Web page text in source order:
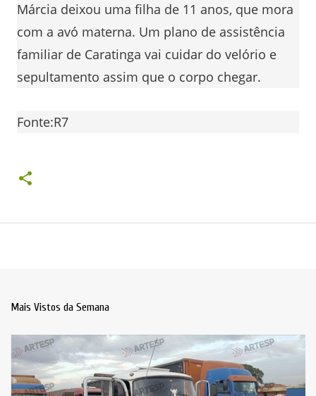
Márcia deixou uma filha de 11 anos, que mora
com a avó materna. Um plano de assistência
familiar de Caratinga vai cuidar do velório e
sepultamento assim que o corpo chegar.
Fonte:R7
Mais Vistos da Semana